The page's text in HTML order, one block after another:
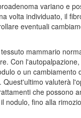
variano e
volta individuato, il
eventuali
mammario
Con
o un cambiamento
Quest'ultimo valuterà
che possono
nodulo, fino alla